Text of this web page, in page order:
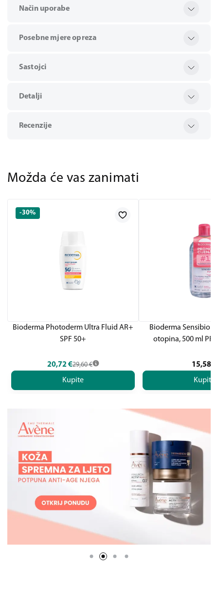
Način uporabe
Posebne mjere opreza
Sastojci
Detalji
Recenzije
Možda će vas zanimati
-30%
Bioderma Photoderm Ultra Fluid AR+
SPF 50+
20,72 €29,60 €
Kupite
Bioderma Sensibio
otopina, 500 ml
15,58
Kupite